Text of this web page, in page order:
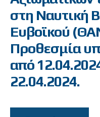
στη Ναυτική
Ευβοϊκού
Προθεσμία
από
22.04.2024.